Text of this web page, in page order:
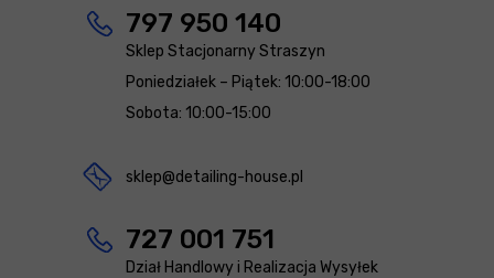
797 950 140
Sklep Stacjonarny Straszyn
Poniedziałek – Piątek: 10:00-18:00
Sobota: 10:00-15:00
sklep@detailing-house.pl
727 001 751
Dział Handlowy i Realizacja Wysyłek